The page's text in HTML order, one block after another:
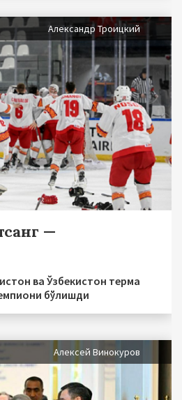
Александр Троицкий
—
ва Ўзбекистон терма
бўлишди
Алексей Винокуров